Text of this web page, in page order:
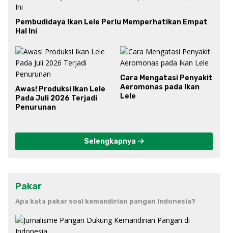
Pembudidaya Ikan Lele Perlu Memperhatikan Empat
Hal Ini
Awas! Produksi Ikan Lele
Pada Juli 2026 Terjadi
Penurunan
Cara Mengatasi Penyakit
Aeromonas pada Ikan
Lele
Selengkapnya
Pakar
Apa kata pakar soal kemandirian pangan Indonesia?